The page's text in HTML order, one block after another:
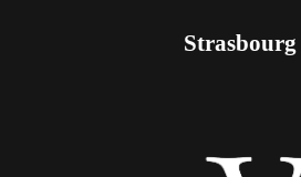
Strasbourg